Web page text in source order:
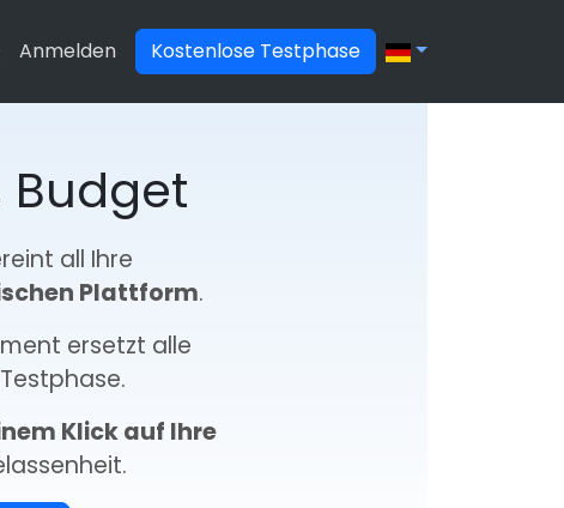
Anmelden Kostenlose Testphase
Budget
all Ihre
Plattform.
ersetzt alle
Klick auf Ihre